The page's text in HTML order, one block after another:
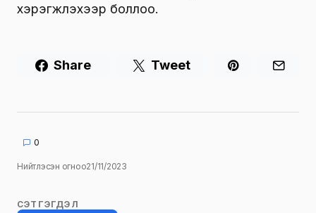
хэрэгжүүлэхээр боллоо.
Share Tweet
0
Нийтлэсэн огноо21/11/2023
СЭТГЭГДЭЛ